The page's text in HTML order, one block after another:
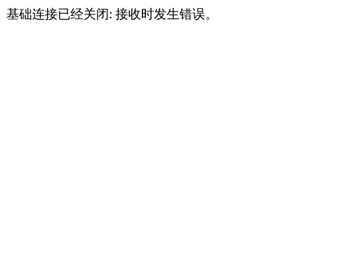
基础连接已经关闭: 接收时发生错误。